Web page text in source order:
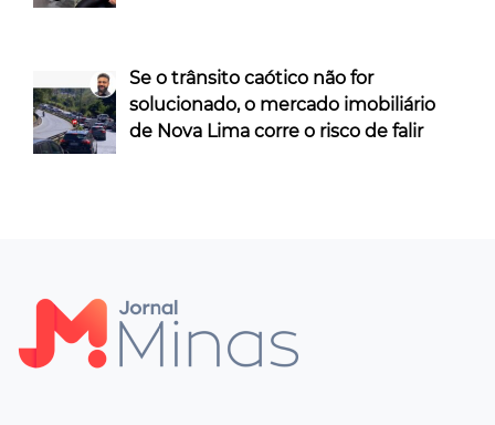
Se o trânsito caótico não for
solucionado, o mercado imobiliário
de Nova Lima corre o risco de falir